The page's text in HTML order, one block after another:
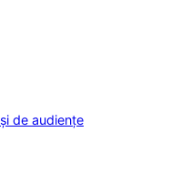
de audiențe